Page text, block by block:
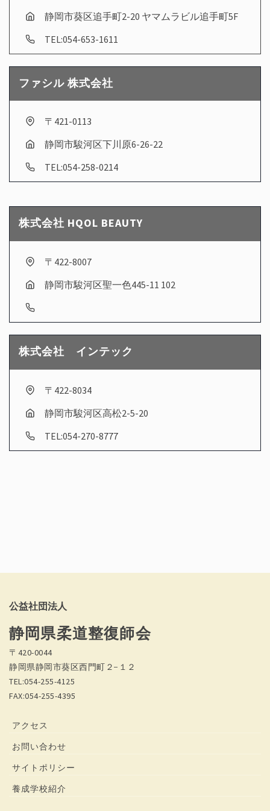
静岡市葵区追手町2-20 ヤマムラビル追手町5F
TEL:054-653-1611
ファシル 株式会社
〒421-0113
静岡市駿河区下川原6-26-22
TEL:054-258-0214
株式会社 HQOL BEAUTY
〒422-8007
静岡市駿河区聖一色445-11 102
株式会社 インテック
〒422-8034
静岡市駿河区高松2-5-20
TEL:054-270-8777
公益社団法人
静岡県柔道整復師会
〒420-0044
静岡県静岡市葵区西門町２−１２
TEL:054-255-4125
FAX:054-255-4395
アクセス
お問い合わせ
サイトポリシー
養成学校紹介